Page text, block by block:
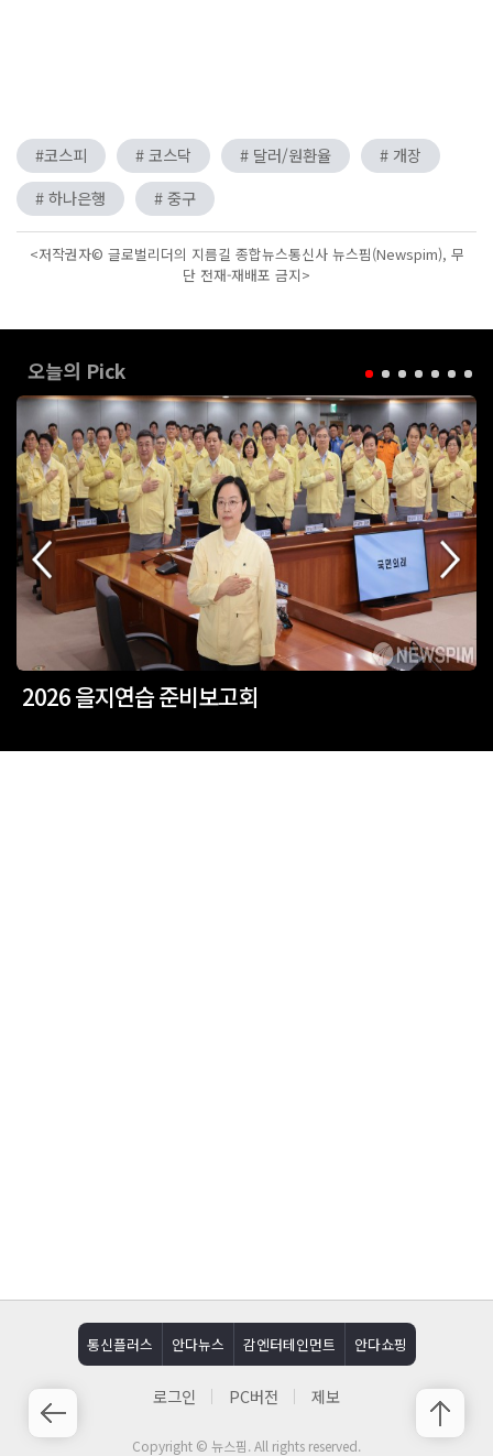
#코스피 # 코스닥 # 달러/원환율
# 개장
# 하나은행
# 중구
<저작권자© 글로벌리더의 지름길 종합뉴스통신사 뉴스핌(Newspim), 무
단 전재-재배포 금지>
오늘의 Pick
2026 을지연습 준비보고회
통신플러스 안다뉴스 감엔터테인먼트 안다쇼핑
로그인 PC버전 제보
Copyright © 뉴스핌. All rights reserved.